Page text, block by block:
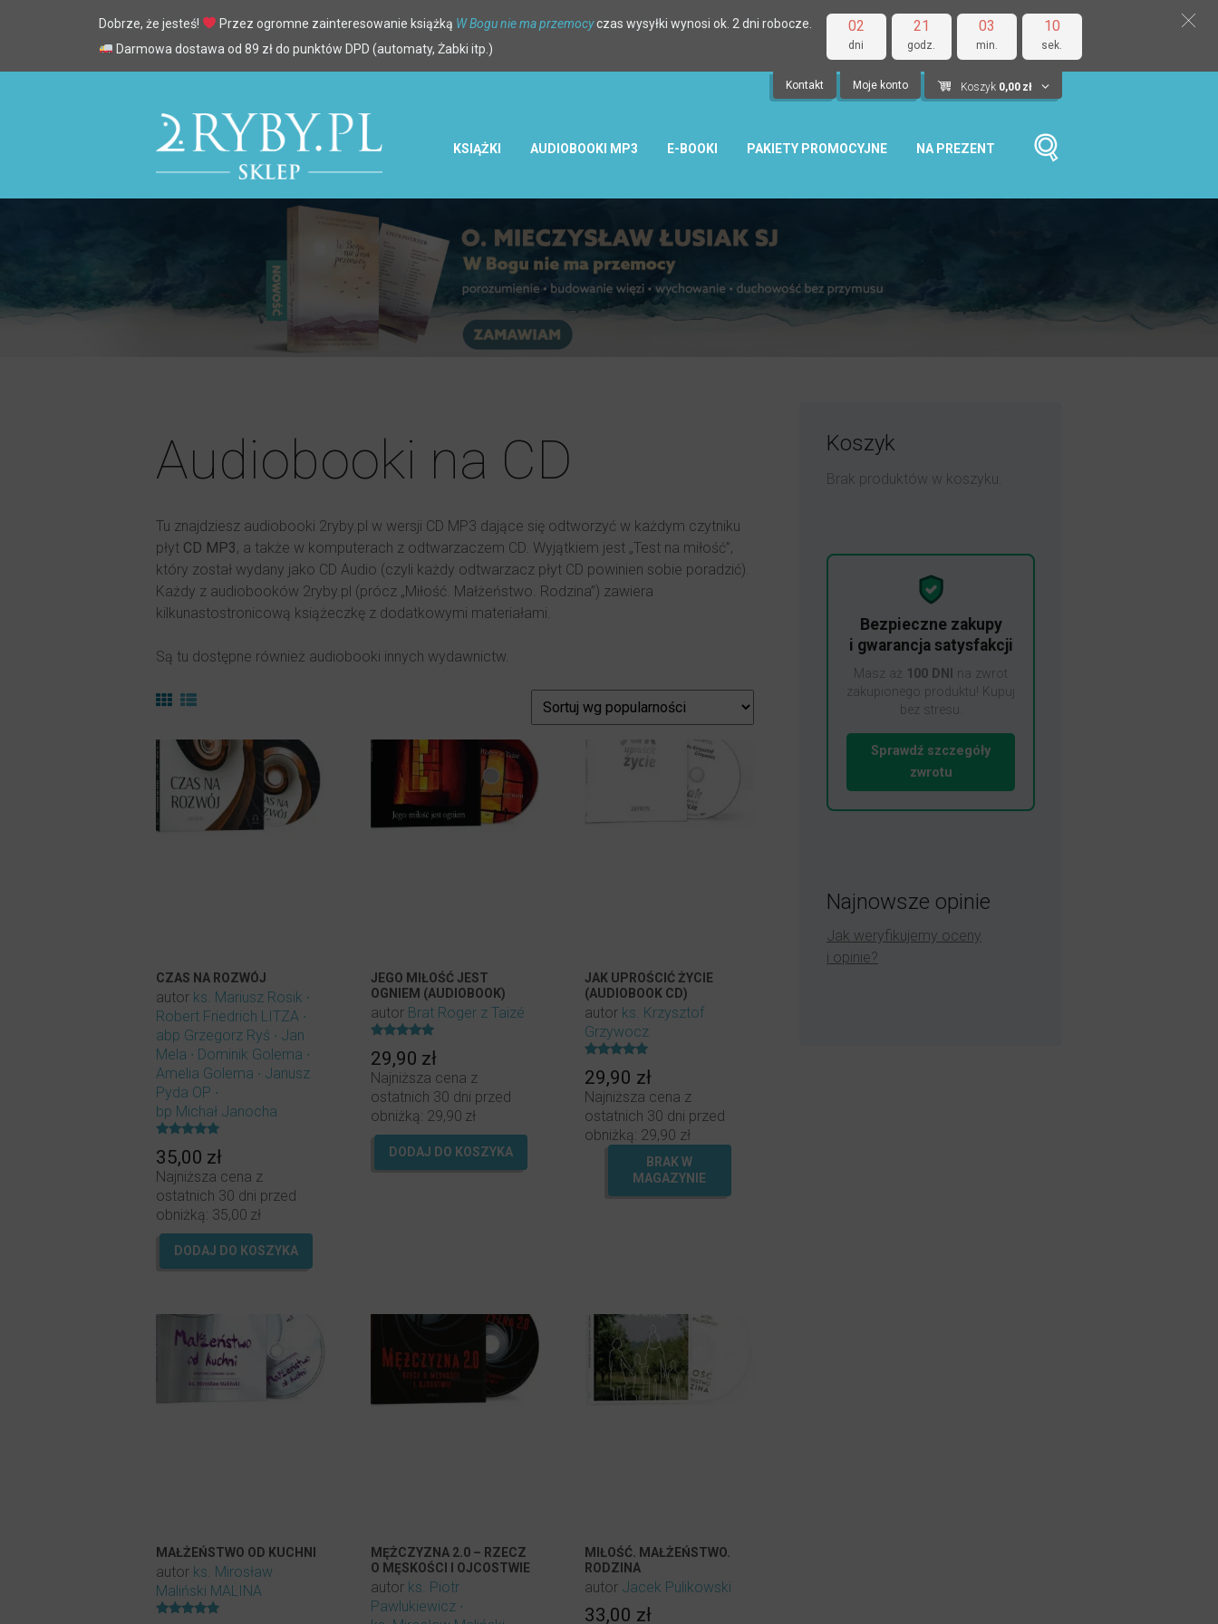
02
dni
21
godz.
03
min.
09
sek.
Dobrze, że jesteś! Przez ogromne zainteresowanie książką W Bogu nie ma przemocyczas wysyłki wynosi ok. 2 dni robocze.
Darmowa dostawa od 89 zł do punktów DPD (automaty, Żabki itp.)
Kontakt Moje konto Koszyk 0,00 zł
KSIĄŻKI AUDIOBOOKI MP3 E-BOOKI PAKIETY PROMOCYJNE NA PREZENT
Audiobooki na CD
Tu znajdziesz audiobooki 2ryby.pl w wersji CD MP3 dające się odtworzyć w każdym czytniku
płyt CD MP3, a także w komputerach z odtwarzaczem CD. Wyjątkiem jest „Test na miłość”,
który został wydany jako CD Audio (czyli każdy odtwarzacz płyt CD powinien sobie poradzić).
Każdy z audiobooków 2ryby.pl (prócz „Miłość. Małżeństwo. Rodzina”) zawiera
kilkunastostronicową książeczkę z dodatkowymi materiałami.
Są tu dostępne również audiobooki innych wydawnictw.
CZAS NA ROZWÓJ
autor ks. Mariusz Rosik
Robert Friedrich LITZA
abp Grzegorz Ryś
Jan
Mela
Dominik Golema
Amelia Golema
Janusz
Pyda OP
bp Michał Janocha
5.00
na 5.
35,00 zł
Najniższa cena z
ostatnich 30 dni przed
obniżką: 35,00 zł
DODAJ DO KOSZYKA
JEGO MIŁOŚĆ JEST
OGNIEM (AUDIOBOOK)
autor Brat Roger z Taizé
5.00
na 5.
29,90 zł
Najniższa cena z
ostatnich 30 dni przed
obniżką: 29,90 zł
DODAJ DO KOSZYKA
JAK UPROŚCIĆ ŻYCIE
(AUDIOBOOK CD)
autor ks. Krzysztof
Grzywocz
5.00
na 5.
29,90 zł
Najniższa cena z
ostatnich 30 dni przed
obniżką: 29,90 zł
BRAK W
MAGAZYNIE
MAŁŻEŃSTWO OD KUCHNI
autor ks. Mirosław
Maliński MALINA
MĘŻCZYZNA 2.0 – RZECZ
O MĘSKOŚCI I OJCOSTWIE
autor ks. Piotr
Pawlukiewicz
MIŁOŚĆ. MAŁŻEŃSTWO.
RODZINA
autor Jacek Pulikowski
33,00 zł
Koszyk
Brak produktów w koszyku.
Bezpieczne zakupy
i gwarancja satysfakcji
Masz aż 100 DNI
na zwrot
zakupionego produktu! Kupuj
bez stresu.
Sprawdź szczegóły
zwrotu
Najnowsze opinie
Jak weryfikujemy oceny
i opinie?